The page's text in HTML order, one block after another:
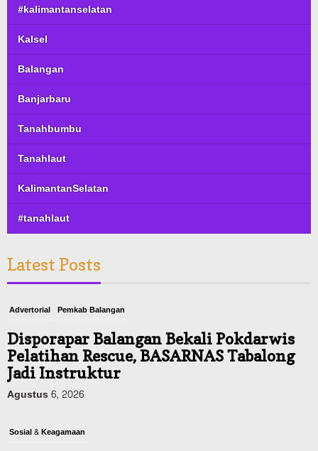
#kalimantanselatan
Kalsel
Balangan
Banjarbaru
Tanahbumbu
Tanahlaut
KalimantanSelatan
#tanahlaut
Latest Posts
Advertorial Pemkab Balangan
Disporapar Balangan Bekali Pokdarwis
Pelatihan Rescue, BASARNAS Tabalong
Jadi Instruktur
Agustus 6, 2026
Sosial & Keagamaan